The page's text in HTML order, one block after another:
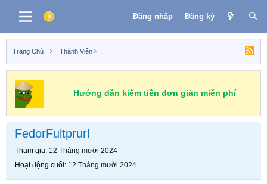
Đăng nhập Đăng ký
Trang Chủ Thành Viên
Hướng dẫn kiếm tiền đơn giản miễn phí
FedorFultprurl
Tham gia 12 Tháng mười 2024
Hoạt động cuối 12 Tháng mười 2024